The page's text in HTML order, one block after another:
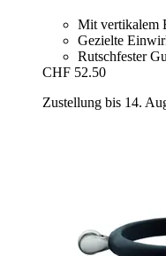
Mit vertikalem
Gezielte
Rutschfester
CHF 52.50
Zustellung bis 14.